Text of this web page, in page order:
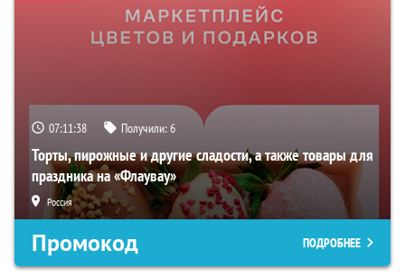
07:11:37 Получили:6
Торты, пирожные и другие сладости, а также товары для
праздника на «Флаувау»
Россия
Промокод ПОДРОБНЕЕ